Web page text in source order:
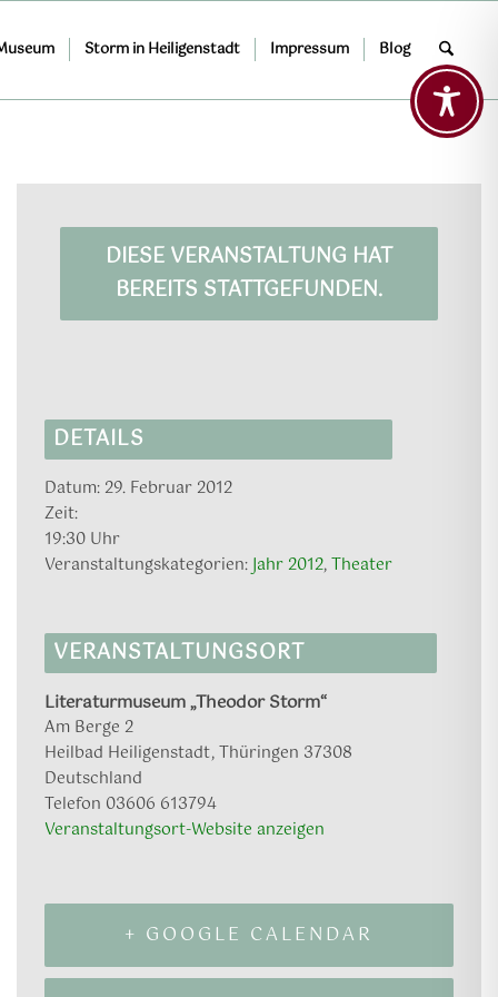
Storm in Heiligenstadt Impressum Blog
DIESE VERANSTALTUNG HAT
BEREITS STATTGEFUNDEN.
DETAILS
Datum: 29. Februar 2012
Zeit:
19:30 Uhr
Veranstaltungskategorien: Jahr 2012,Theater
VERANSTALTUNGSORT
Literaturmuseum „Theodor Storm“
Am Berge 2
Heilbad Heiligenstadt,Thüringen 37308
Deutschland
Telefon 03606 613794
Veranstaltungsort-Website anzeigen
+ GOOGLE CALENDAR